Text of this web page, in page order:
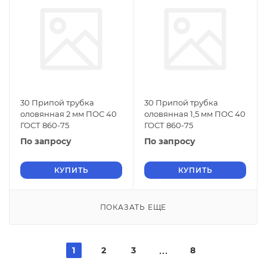
30 Припой трубка
оловянная 2 мм ПОС 40
ГОСТ 860-75
По запросу
КУПИТЬ
30 Припой трубка
оловянная 1,5 мм ПОС 40
ГОСТ 860-75
По запросу
КУПИТЬ
ПОКАЗАТЬ ЕЩЕ
1 2 3 8